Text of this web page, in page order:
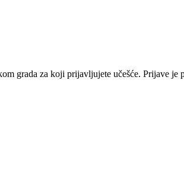
grada za koji prijavljujete učešće. Prijave je